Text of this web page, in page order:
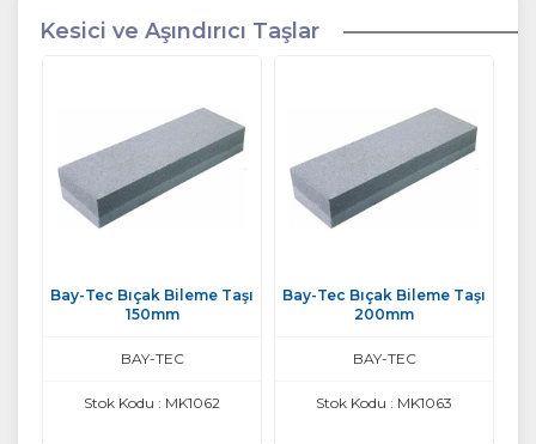
Kesici ve Aşındırıcı Taşlar
Bay-Tec Bıçak Bileme Taşı
150mm
BAY-TEC
Stok Kodu : MK1062
Bay-Tec Bıçak Bileme Taşı
200mm
BAY-TEC
Stok Kodu : MK1063